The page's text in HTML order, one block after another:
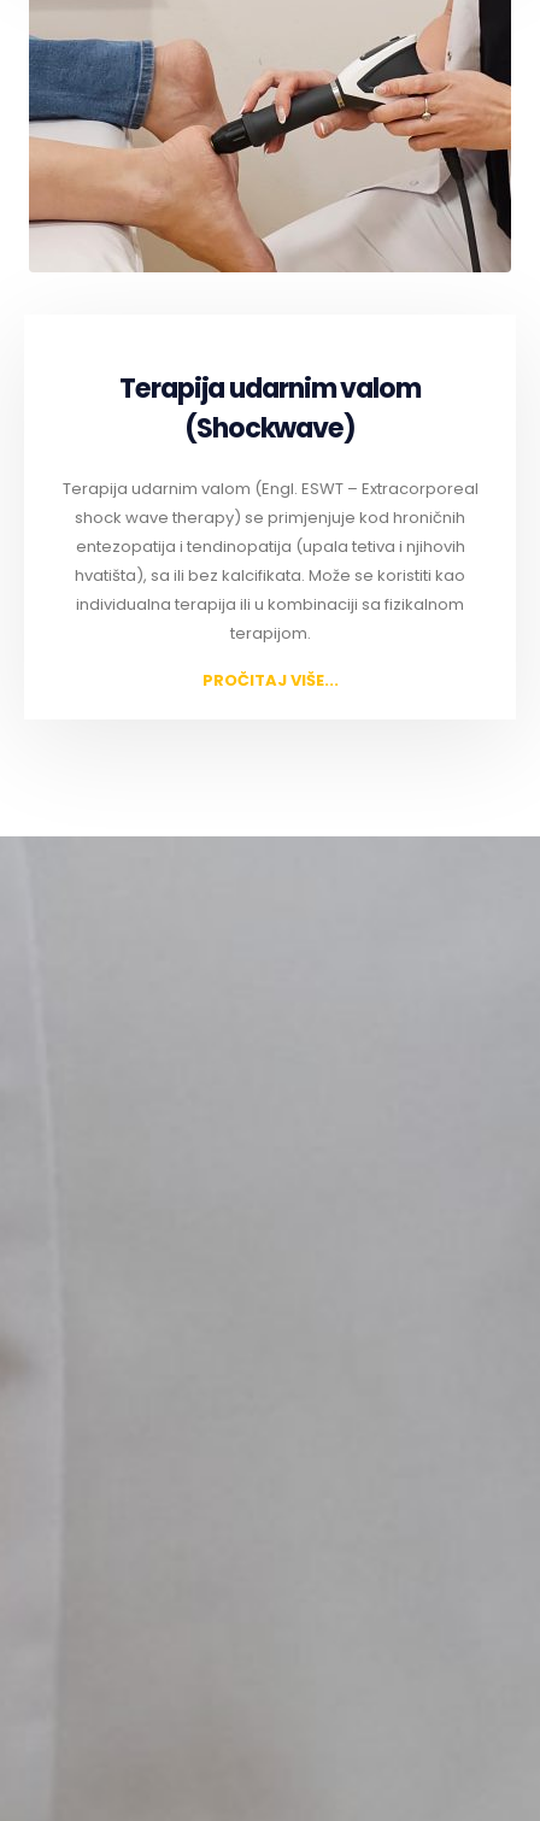
Terapija udarnim valom
(Shockwave)
Terapija udarnim valom (Engl. ESWT – Extracorporeal
shock wave therapy) se primjenjuje kod hroničnih
entezopatija i tendinopatija (upala tetiva i njihovih
hvatišta), sa ili bez kalcifikata. Može se koristiti kao
individualna terapija ili u kombinaciji sa fizikalnom
terapijom.
PROČITAJ VIŠE...